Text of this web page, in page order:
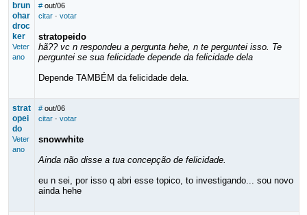
brun
ohar
droc
ker
Veter
ano
# out/06
citar· votar
stratopeido
hã?? vc n respondeu a pergunta hehe, n te perguntei isso. Te
perguntei se sua felicidade depende da felicidade dela
Depende TAMBÉM da felicidade dela.
strat
opei
do
Veter
ano
# out/06
citar· votar
snowwhite
Ainda não disse a tua concepção de felicidade.
eu n sei, por isso q abri esse topico, to investigando... sou novo
ainda hehe